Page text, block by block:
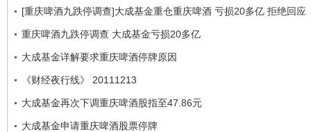
[重庆啤酒九跌停调查]大成基金重仓重庆啤酒 亏损20多亿 拒绝回应
重庆啤酒九跌停调查 大成基金亏损20多亿
大成基金详解要求重庆啤酒停牌原因
《财经夜行线》 20111213
大成基金再次下调重庆啤酒股指至47.86元
大成基金申请重庆啤酒股票停牌